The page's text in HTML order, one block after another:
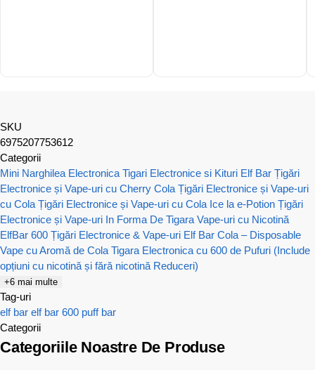
SKU
6975207753612
Categorii
Mini Narghilea Electronica Tigari Electronice si Kituri Elf Bar Țigări
Electronice și Vape-uri cu Cherry Cola Țigări Electronice și Vape-uri
cu Cola Țigări Electronice și Vape-uri cu Cola Ice la e-Potion Țigări
Electronice și Vape-uri In Forma De Tigara Vape-uri cu Nicotină
ElfBar 600 Țigări Electronice & Vape-uri Elf Bar Cola – Disposable
Vape cu Aromă de Cola Tigara Electronica cu 600 de Pufuri (Include
opțiuni cu nicotină și fără nicotină Reduceri)
+6 mai multe
Tag-uri
elf bar elf bar 600 puff bar
Categorii
Categoriile Noastre De Produse